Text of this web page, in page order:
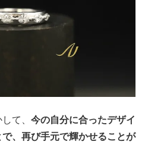
て、 今の自分に合ったデザイ
、再び手元で輝かせることが